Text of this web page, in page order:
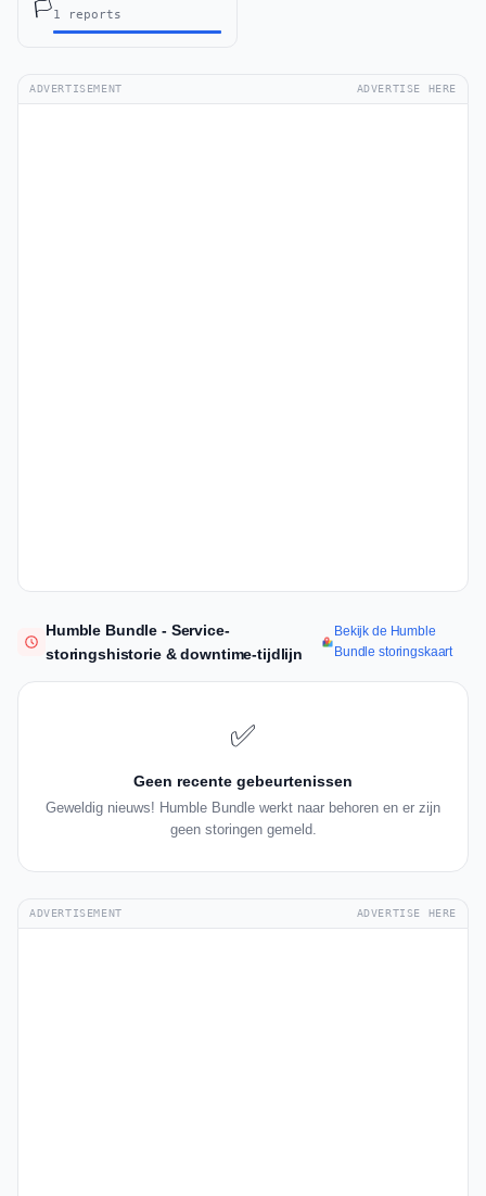
🏳️1 reports
ADVERTISEMENT ADVERTISE HERE
Humble Bundle - Service-
storingshistorie & downtime-tijdlijn
Bekijk de Humble
Bundle storingskaart
✅
Geen recente gebeurtenissen
Geweldig nieuws! Humble Bundle werkt naar behoren en er zijn
geen storingen gemeld.
ADVERTISEMENT ADVERTISE HERE